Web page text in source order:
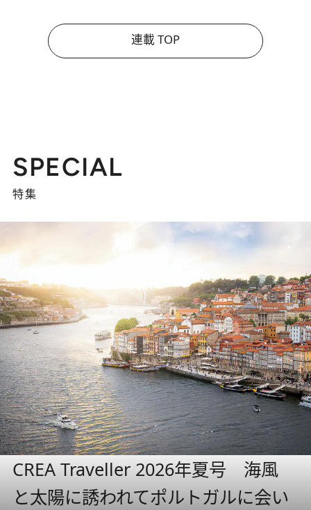
連載 TOP
SPECIAL
特集
CREA Traveller 2026年夏号 海風
と太陽に誘われてポルトガルに会い